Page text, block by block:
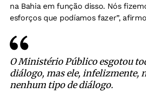
na Bahia em função disso. Nós
esforços que podíamos fazer”,
O Ministério Público esgotou
diálogo, mas ele, infelizmente,
nenhum tipo de diálogo.